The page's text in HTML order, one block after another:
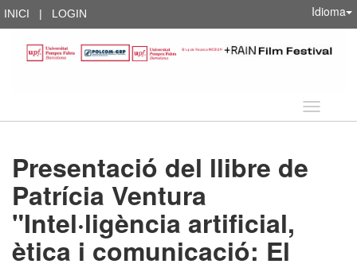
INICI | LOGIN Idioma
Idioma
Presentació del llibre de
Patrícia Ventura
"Intel·ligència artificial,
ètica i comunicació: El